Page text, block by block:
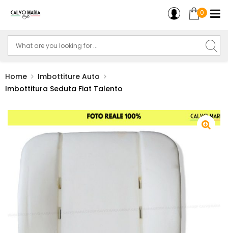
0
Home
Imbottiture Auto
Imbottitura Seduta Fiat Talento